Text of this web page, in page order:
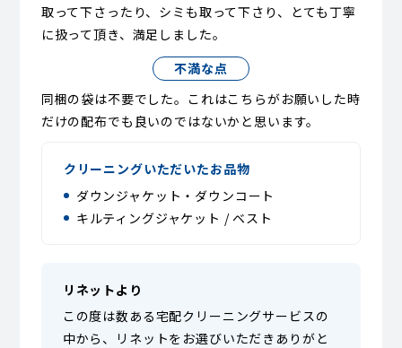
取って下さったり、シミも取って下さり、とても丁寧
に扱って頂き、満足しました。
不満な点
同梱の袋は不要でした。これはこちらがお願いした時
だけの配布でも良いのではないかと思います。
クリーニングいただいたお品物
ダウンジャケット・ダウンコート
キルティングジャケット / ベスト
リネットより
この度は数ある宅配クリーニングサービスの
中から、リネットをお選びいただきありがと